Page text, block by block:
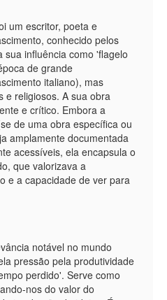
um escritor, poeta e
conhecido pelos
influência como 'flagelo
de grande
italiano), mas
e religiosos. A sua obra
e crítico. Embora a
de uma obra específica ou
amplamente documentada
acessíveis, ela encapsula o
que valorizava a
e a capacidade de ver para
notável no mundo
pressão pela produtividade
perdido'. Serve como
nos do valor do